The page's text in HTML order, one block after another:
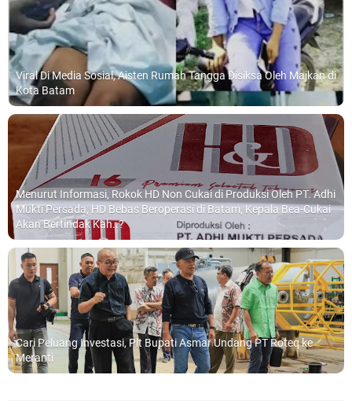
Viral Di Media Sosial, Aisten Rumah Tangga Disiksa Oleh Majkan di
Kota Batam
Menurut Informasi, Rokok HD Non Cukai di Produksi Oleh PT. Adhi
Mukti Persada, HD Bebas Beroperasi di Batam, Kepala Bea-Cukai
Akan Bertindak Kah..?
Cari Peluang Investasi, Plt Bupati Asmar Undang PT Roteq ke
Meranti